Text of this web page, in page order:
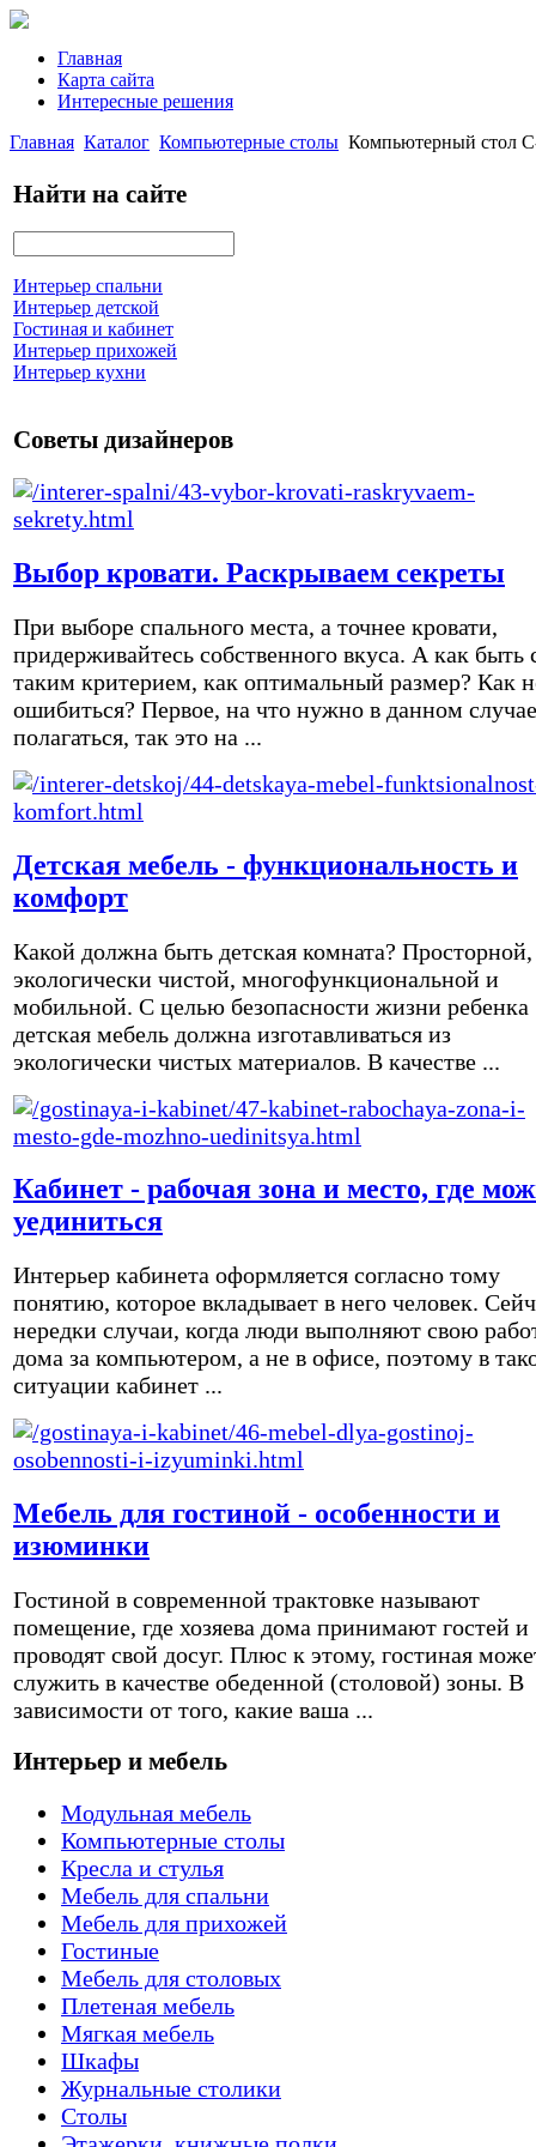
Главная
Карта сайта
Интересные решения
Главная Каталог Компьютерные столы Компьютерный стол
Найти на сайте
Интерьер спальни
Интерьер детской
Гостиная и кабинет
Интерьер прихожей
Интерьер кухни
Советы дизайнеров
Выбор кровати. Раскрываем секреты
При выборе спального места, а точнее кровати,
придерживайтесь собственного вкуса. А как быть
таким критерием, как оптимальный размер? Как
ошибиться? Первое, на что нужно в данном случае
полагаться, так это на ...
Детская мебель - функциональность и
комфорт
Какой должна быть детская комната? Просторной,
экологически чистой, многофункциональной и
мобильной. С целью безопасности жизни ребенка
детская мебель должна изготавливаться из
экологически чистых материалов. В качестве ...
Кабинет - рабочая зона и место, где
уединиться
Интерьер кабинета оформляется согласно тому
понятию, которое вкладывает в него человек.
нередки случаи, когда люди выполняют свою
дома за компьютером, а не в офисе, поэтому в
ситуации кабинет ...
Мебель для гостиной - особенности и
изюминки
Гостиной в современной трактовке называют
помещение, где хозяева дома принимают гостей и
проводят свой досуг. Плюс к этому, гостиная
служить в качестве обеденной (столовой) зоны. В
зависимости от того, какие ваша ...
Интерьер и мебель
Модульная мебель
Компьютерные столы
Кресла и стулья
Мебель для спальни
Мебель для прихожей
Гостиные
Мебель для столовых
Плетеная мебель
Мягкая мебель
Шкафы
Журнальные столики
Столы